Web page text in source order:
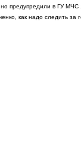
предупредили в ГУ МЧС
как надо следить за